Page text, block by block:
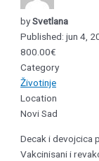
bySvetlana
Published: jun 4,
800.00€
Category
Životinje
Location
Novi Sad
Decak i devojcica
Vakcinisani i